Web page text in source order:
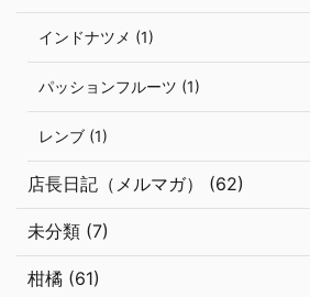
インドナツメ (1)
パッションフルーツ (1)
レンブ (1)
店長日記（メルマガ） (62)
未分類 (7)
柑橘 (61)